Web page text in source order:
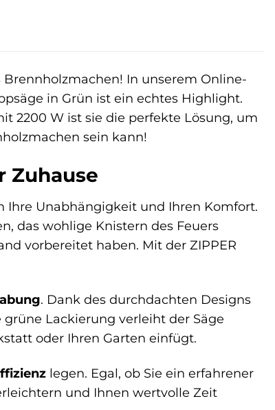
In unserem Online-
in Grün ist ein echtes Highlight.
2200 W ist sie die perfekte Lösung, um
sein kann!
Zuhause
Ihre Unabhängigkeit und Ihren Komfort.
das wohlige Knistern des Feuers
vorbereitet haben. Mit der ZIPPER
. Dank des durchdachten Designs
Lackierung verleiht der Säge
oder Ihren Garten einfügt.
legen. Egal, ob Sie ein erfahrener
und Ihnen wertvolle Zeit